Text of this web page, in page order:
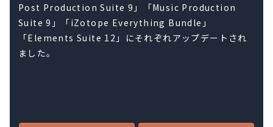
Post Production Suite 9」「Music Production
Suite 9」「iZotope Everything Bundle」
「Elements Suite 12」にそれぞれアップデートされ
ました。